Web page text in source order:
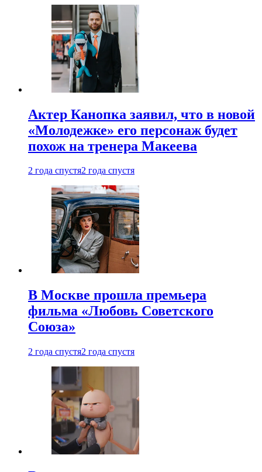
Актер Канопка заявил, что в новой
«Молодежке» его персонаж будет
похож на тренера Макеева
2 года спустя2 года спустя
В Москве прошла премьера
фильма «Любовь Советского
Союза»
2 года спустя2 года спустя